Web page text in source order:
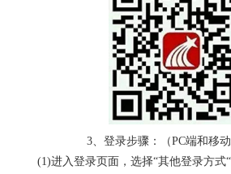
3、登录步骤：（PC端和移动
(1)进入登录页面，选择“其他登录方式“